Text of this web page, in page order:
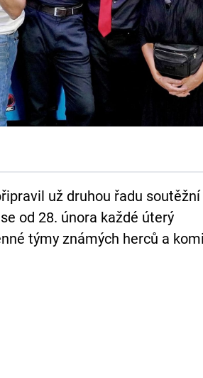
už druhou řadu soutěžní
od 28. února každé úterý
týmy známých herců a